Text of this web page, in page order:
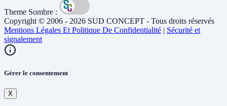
Theme Sombre :
Copyright © 2006 - 2026 SUD CONCEPT - Tous droits réservés
Mentions Légales Et Politique De Confidentialité | Sécurité et
signalement
Gérer le consentement
X